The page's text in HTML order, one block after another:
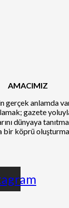
AMACIMIZ
gerçek anlamda
gazete yoluyla
dünyaya
bir köprü